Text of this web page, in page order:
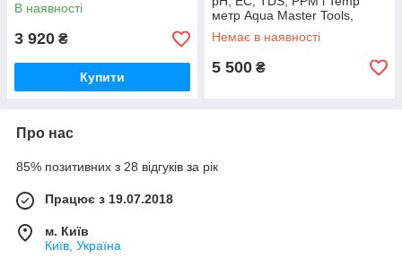
В наявності
3 920 ₴
Купити
метр Aqua Master Tools,
Нидерланды 1018
Немає в наявності
5 500 ₴
Про нас
85% позитивних з 28 відгуків за рік
Працює з 19.07.2018
м. Київ
Київ, Україна